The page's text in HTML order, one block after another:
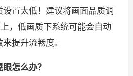
设置太低！建议将画面品质调
上，低画质下系统可能会自动
提升流畅度。
怎么办？